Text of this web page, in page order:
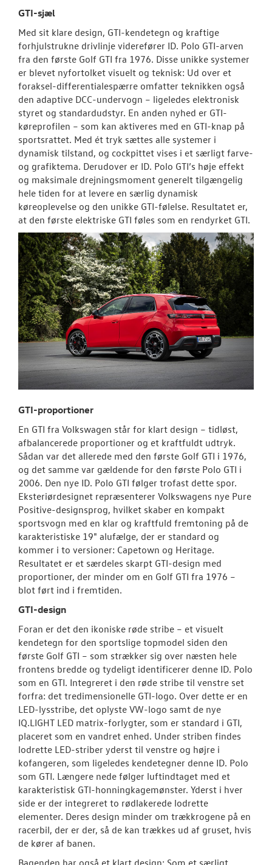
GTI-sjæl
Med sit klare design, GTI-kendetegn og kraftige
forhjulstrukne drivlinje viderefører ID. Polo GTI-arven
fra den første Golf GTI fra 1976. Disse unikke systemer
er blevet nyfortolket visuelt og teknisk: Ud over et
foraksel-differentialespærre omfatter teknikken også
den adaptive DCC-undervogn – ligeledes elektronisk
styret og standardudstyr. En anden nyhed er GTI-
køreprofilen – som kan aktiveres med en GTI-knap på
sportsrattet. Med ét tryk sættes alle systemer i
dynamisk tilstand, og cockpittet vises i et særligt farve-
og grafiktema. Derudover er ID. Polo GTI’s høje effekt
og maksimale drejningsmoment generelt tilgængelig
hele tiden for at levere en særlig dynamisk
køreoplevelse og den unikke GTI-følelse. Resultatet er,
at den første elektriske GTI føles som en rendyrket GTI.
GTI-proportioner
En GTI fra Volkswagen står for klart design – tidløst,
afbalancerede proportioner og et kraftfuldt udtryk.
Sådan var det allerede med den første Golf GTI i 1976,
og det samme var gældende for den første Polo GTI i
2006. Den nye ID. Polo GTI følger trofast dette spor.
Eksteriørdesignet repræsenterer Volkswagens nye Pure
Positive-designsprog, hvilket skaber en kompakt
sportsvogn med en klar og kraftfuld fremtoning på de
karakteristiske 19" alufælge, der er standard og
kommer i to versioner: Capetown og Heritage.
Resultatet er et særdeles skarpt GTI-design med
proportioner, der minder om en Golf GTI fra 1976 –
blot ført ind i fremtiden.
GTI-design
Foran er det den ikoniske røde stribe – et visuelt
kendetegn for den sportslige topmodel siden den
første Golf GTI – som strækker sig over næsten hele
frontens bredde og tydeligt identificerer denne ID. Polo
som en GTI. Integreret i den røde stribe til venstre set
forfra: det tredimensionelle GTI-logo. Over dette er en
LED-lysstribe, det oplyste VW-logo samt de nye
IQ.LIGHT LED matrix-forlygter, som er standard i GTI,
placeret som en vandret enhed. Under striben findes
lodrette LED-striber yderst til venstre og højre i
kofangeren, som ligeledes kendetegner denne ID. Polo
som GTI. Længere nede følger luftindtaget med et
karakteristisk GTI-honningkagemønster. Yderst i hver
side er der integreret to rødlakerede lodrette
elementer. Deres design minder om trækkrogene på en
racerbil, der er der, så de kan trækkes ud af gruset, hvis
de kører af banen.